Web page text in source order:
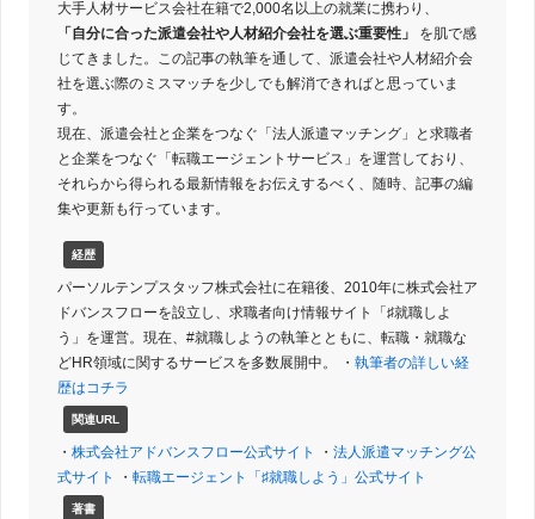
大手人材サービス会社在籍で2,000名以上の就業に携わり、
「自分に合った派遣会社や人材紹介会社を選ぶ重要性」
を肌で感
じてきました。この記事の執筆を通して、派遣会社や人材紹介会
社を選ぶ際のミスマッチを少しでも解消できればと思っていま
す。
現在、派遣会社と企業をつなぐ「法人派遣マッチング」と求職者
と企業をつなぐ「転職エージェントサービス」を運営しており、
それらから得られる最新情報をお伝えするべく、随時、記事の編
集や更新も行っています。
経歴
パーソルテンプスタッフ株式会社に在籍後、2010年に株式会社ア
ドバンスフローを設立し、求職者向け情報サイト「♯就職しよ
う」を運営。現在、#就職しようの執筆とともに、転職・就職な
どHR領域に関するサービスを多数展開中。 ・ 執筆者の詳しい経
歴はコチラ
関連URL
・ 株式会社アドバンスフロー公式サイト ・ 法人派遣マッチング公
式サイト
・ 転職エージェント「♯就職しよう」公式サイト
著書